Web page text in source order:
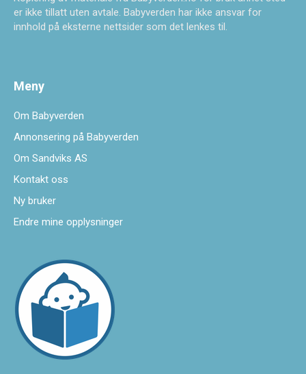
er ikke tillatt uten avtale. Babyverden har ikke ansvar for
innhold på eksterne nettsider som det lenkes til.
Meny
Om Babyverden
Annonsering på Babyverden
Om Sandviks AS
Kontakt oss
Ny bruker
Endre mine opplysninger